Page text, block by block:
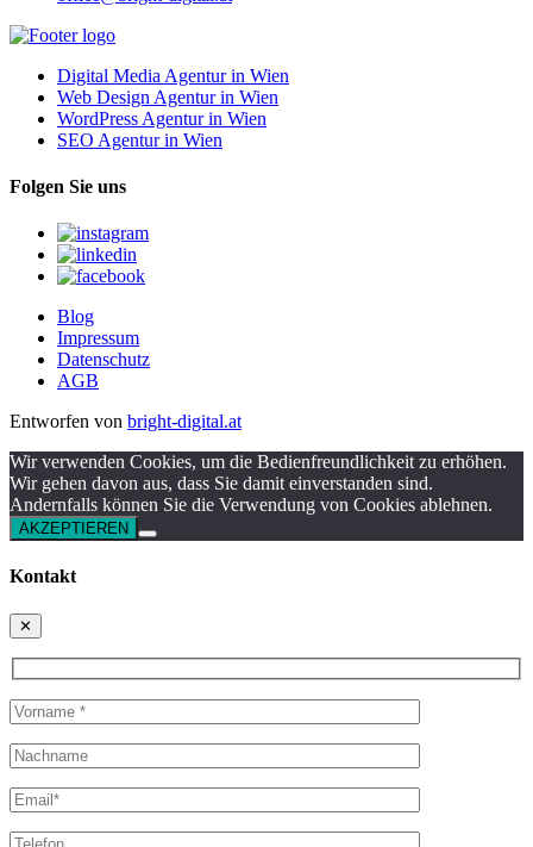
Digital Media Agentur in Wien
Web Design Agentur in Wien
WordPress Agentur in Wien
SEO Agentur in Wien
Folgen Sie uns
Blog
Impressum
Datenschutz
AGB
Entworfen von bright-digital.at
Wir verwenden Cookies, um die Bedienfreundlichkeit zu erhöhen.
Wir gehen davon aus, dass Sie damit einverstanden sind.
Andernfalls können Sie die Verwendung von Cookies ablehnen.
AKZEPTIEREN
Kontakt
✕